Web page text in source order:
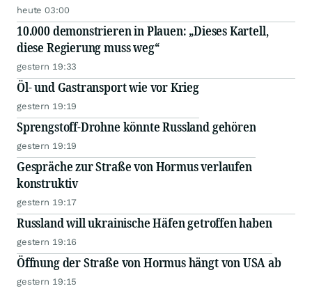
heute 03:00
10.000 demonstrieren in Plauen: „Dieses Kartell,
diese Regierung muss weg“
gestern 19:33
Öl- und Gastransport wie vor Krieg
gestern 19:19
Sprengstoff-Drohne könnte Russland gehören
gestern 19:19
Gespräche zur Straße von Hormus verlaufen
konstruktiv
gestern 19:17
Russland will ukrainische Häfen getroffen haben
gestern 19:16
Öffnung der Straße von Hormus hängt von USA ab
gestern 19:15